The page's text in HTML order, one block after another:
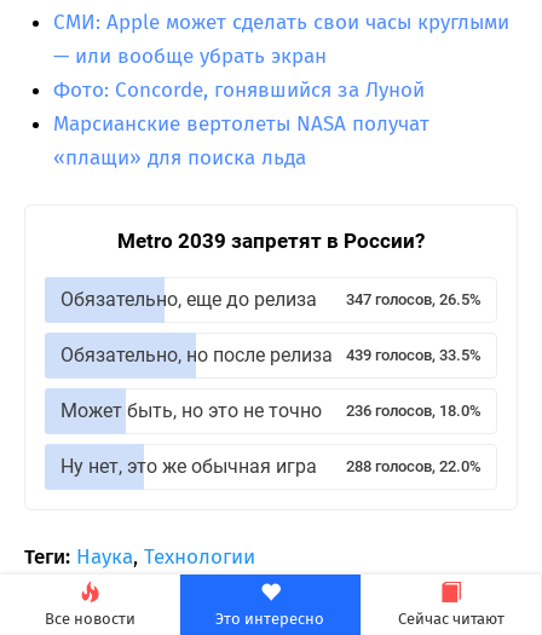
Все новости Это интересно Сейчас читают
СМИ: Apple может сделать свои часы круглыми
— или вообще убрать экран
Фото: Concorde, гонявшийся за Луной
Марсианские вертолеты NASA получат
«плащи» для поиска льда
Metro 2039 запретят в России?
Обязательно, еще до релиза 347 голосов, 26.5%
Обязательно, но после релиза 439 голосов, 33.5%
Может быть, но это не точно 236 голосов, 18.0%
Ну нет, это же обычная игра 288 голосов, 22.0%
Теги: Наука, Технологии
30